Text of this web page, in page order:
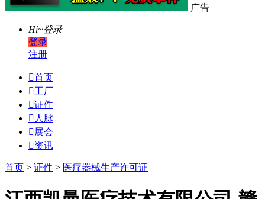
广告
Hi~登录
登录
注册
首页
工厂
证件
 人脉
 展会
资讯
首页 > 证件 > 医疗器械生产许可证